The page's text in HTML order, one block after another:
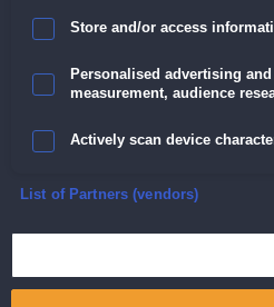
Store and/or access
Personalised advertising
measurement, audience
Actively scan device
Ensure security, prevent
List of Partners (vendors)